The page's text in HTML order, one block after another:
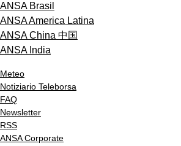
ANSA Brasil
ANSA America Latina
ANSA China 中国
ANSA India
Meteo
Notiziario Teleborsa
FAQ
Newsletter
RSS
ANSA Corporate